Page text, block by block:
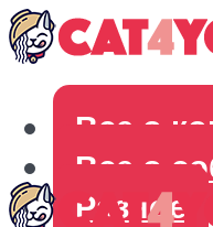
Все о
Все о
Разное